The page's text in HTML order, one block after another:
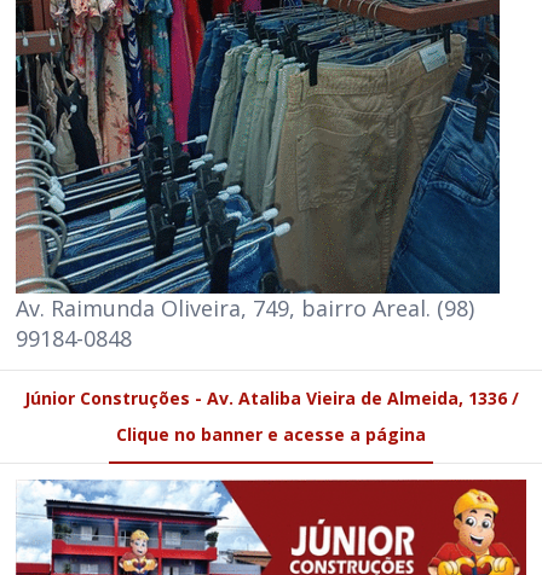
Av. Raimunda Oliveira, 749, bairro Areal. (98)
99184-0848
Júnior Construções - Av. Ataliba Vieira de Almeida, 1336 /
Clique no banner e acesse a página